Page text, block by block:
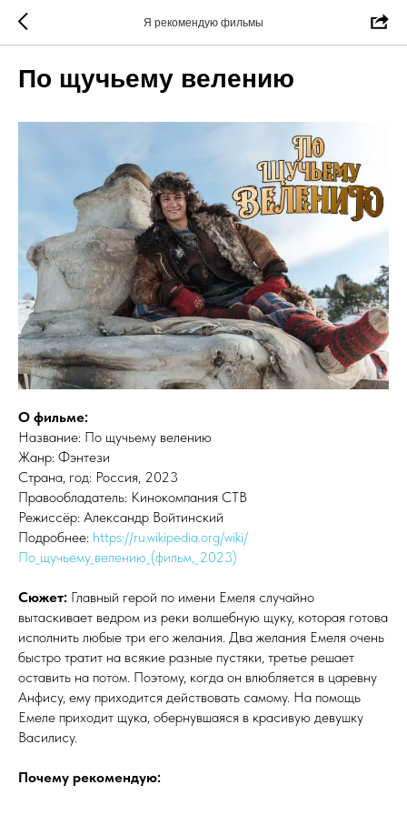
Я рекомендую фильмы
По щучьему велению
О фильме:
Название: По щучьему велению
Жанр: Фэнтези
Страна, год: Россия, 2023
Правообладатель: Кинокомпания СТВ
Режиссёр: Александр Войтинский
Подробнее: https://ru.wikipedia.org/wiki/
По_щучьему_велению_(фильм,_2023)
Сюжет: Главный герой по имени Емеля случайно
вытаскивает ведром из реки волшебную щуку, которая готова
исполнить любые три его желания. Два желания Емеля очень
быстро тратит на всякие разные пустяки, третье решает
оставить на потом. Поэтому, когда он влюбляется в царевну
Анфису, ему приходится действовать самому. На помощь
Емеле приходит щука, обернувшаяся в красивую девушку
Василису.
Почему рекомендую: